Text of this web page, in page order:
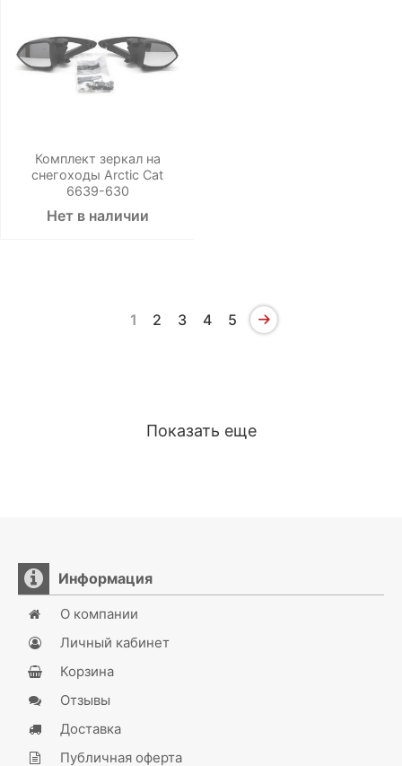
Комплект зеркал на
снегоходы Arctic Cat
6639-630
Нет в наличии
1 2 3 4 5
Показать еще
Информация
О компании
Личный кабинет
Корзина
Отзывы
Доставка
Публичная оферта